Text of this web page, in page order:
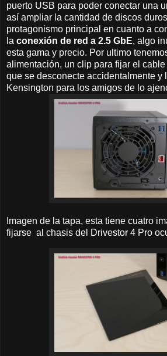
puerto USB para poder conectar una
así ampliar la cantidad de discos
protagonismo principal en cuanto a
la conexión de red a 2.5 GbE, algo
esta gama y precio. Por ultimo
alimentación, un clip para fijar el
que se desconecte accidentalmente y
Kensington para los amigos de lo
Imagen de la tapa, esta tiene cuatro
fijarse al chasis del Drivestor 4 Pro